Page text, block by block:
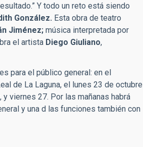
Y todo un reto está siendo
González. Esta obra de teatro
Jiménez; música interpretada por
el artista Diego Giuliano,
para el público general: en el
de La Laguna, el lunes 23 de octubre
viernes 27. Por las mañanas habrá
y una d las funciones también con